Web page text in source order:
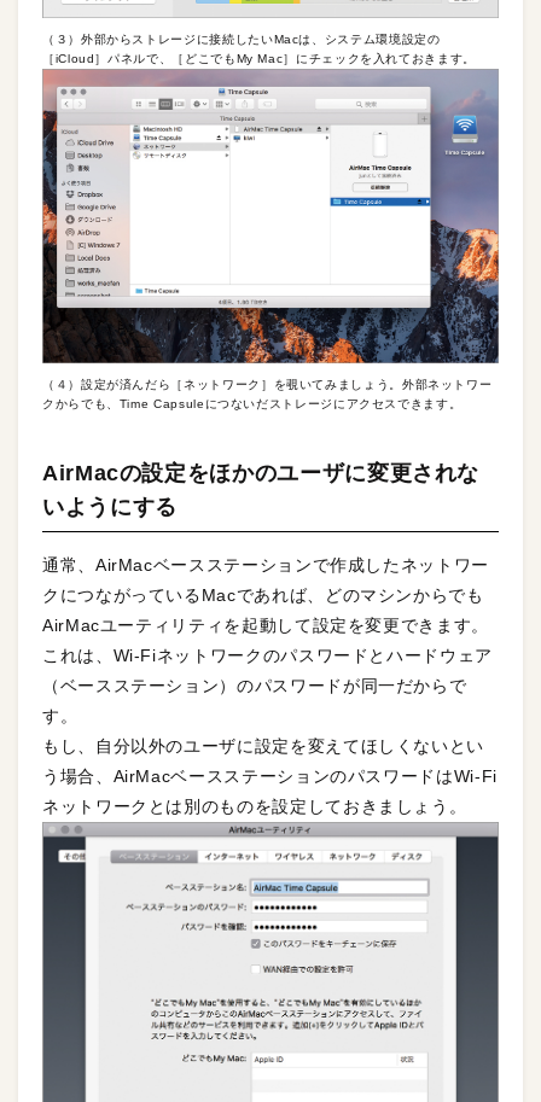
（３）外部からストレージに接続したいMacは、システム環境設定の
［iCloud］パネルで、［どこでもMy Mac］にチェックを入れておきます。
（４）設定が済んだら［ネットワーク］を覗いてみましょう。外部ネットワー
クからでも、Time Capsuleにつないだストレージにアクセスできます。
AirMacの設定をほかのユーザに変更されな
いようにする
通常、AirMacベースステーションで作成したネットワー
クにつながっているMacであれば、どのマシンからでも
AirMacユーティリティを起動して設定を変更できます。
これは、Wi-Fiネットワークのパスワードとハードウェア
（ベースステーション）のパスワードが同一だからで
す。
もし、自分以外のユーザに設定を変えてほしくないとい
う場合、AirMacベースステーションのパスワードはWi-Fi
ネットワークとは別のものを設定しておきましょう。